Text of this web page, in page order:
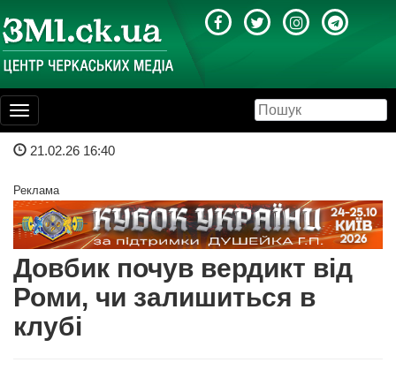
Toggle
navigation
21.02.26 16:40
Реклама
Довбик почув вердикт від
Роми, чи залишиться в
клубі